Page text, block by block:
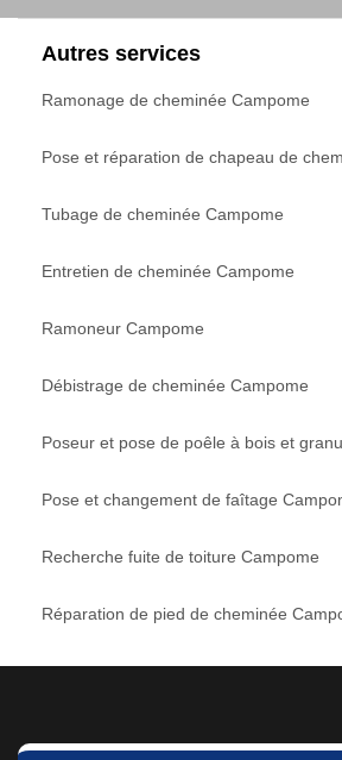
Autres services
Ramonage de cheminée Campome
Pose et réparation de chapeau de
Tubage de cheminée Campome
Entretien de cheminée Campome
Ramoneur Campome
Débistrage de cheminée Campome
Poseur et pose de poêle à bois et
Pose et changement de faîtage
Recherche fuite de toiture Campome
Réparation de pied de cheminée